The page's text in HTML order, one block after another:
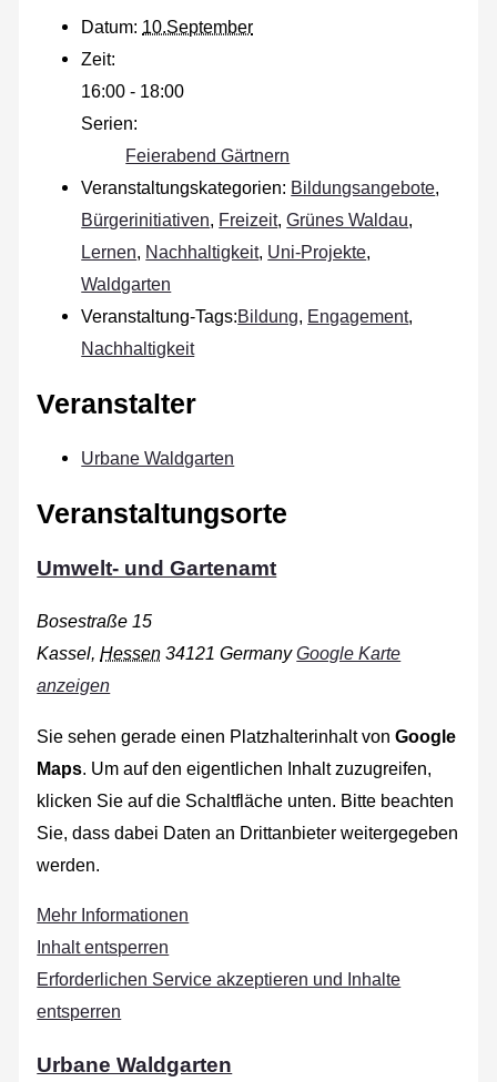
Datum: 10.September
Zeit:
16:00 - 18:00
Serien:
Feierabend Gärtnern
Veranstaltungskategorien: Bildungsangebote,
Bürgerinitiativen, Freizeit,Grünes Waldau,
Lernen, Nachhaltigkeit, Uni-Projekte,
Waldgarten
Veranstaltung-Tags:Bildung, Engagement,
Nachhaltigkeit
Veranstalter
Urbane Waldgarten
Veranstaltungsorte
Umwelt- und Gartenamt
Bosestraße 15
Kassel, Hessen 34121 Germany Google Karte
anzeigen
Sie sehen gerade einen Platzhalterinhalt vonGoogle
Maps. Um auf den eigentlichen Inhalt zuzugreifen,
klicken Sie auf die Schaltfläche unten. Bitte beachten
Sie, dass dabei Daten an Drittanbieter weitergegeben
werden.
Mehr Informationen
Inhalt entsperren
Erforderlichen Service akzeptieren und Inhalte
entsperren
Urbane Waldgarten